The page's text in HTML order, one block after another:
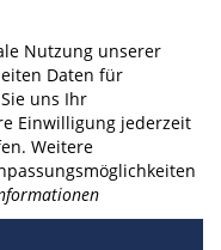
Nutzung unserer
Daten für
uns Ihr
Einwilligung jederzeit
Weitere